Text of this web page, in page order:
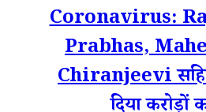
Coronavirus:
Prabhas,
Chiranjeevi सहित